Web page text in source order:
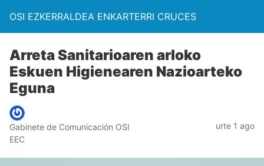
OSI EZKERRALDEA ENKARTERRI CRUCES
Arreta Sanitarioaren arloko
Eskuen Higienearen Nazioarteko
Eguna
Gabinete de Comunicación OSI
EEC
urte 1 ago